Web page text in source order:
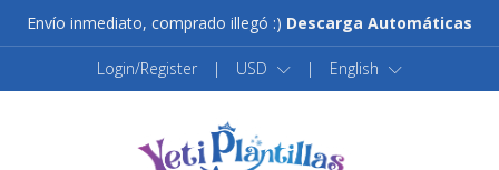
Envío inmediato, comprado illegó :) Descarga Automáticas
Login/Register | USD | English